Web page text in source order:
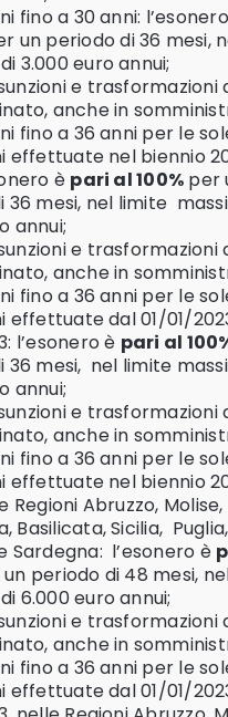
fino a 30 anni:
un periodo di 36 mesi,
3.000 euro annui;
e trasformazioni
anche in
fino a 36 anni per le
effettuate nel biennio
è pari al 100% per
36 mesi, nel limite
annui;
e trasformazioni
anche in
fino a 36 anni per le
effettuate dal 01/01/
l’esonero è pari al
36 mesi, nel limite
annui;
e trasformazioni
anche in
fino a 36 anni per le
effettuate nel biennio
Regioni Abruzzo, Molise,
Basilicata, Sicilia, Puglia,
Sardegna: l’esonero è
periodo di 48 mesi,
6.000 euro annui;
e trasformazioni
anche in
fino a 36 anni per le
effettuate dal 01/01/